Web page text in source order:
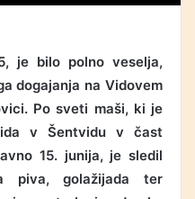
je bilo polno veselja,
dogajanja na Vidovem
Po sveti maši, ki je
v Šentvidu v čast
15. junija, je sledil
piva, golažijada ter